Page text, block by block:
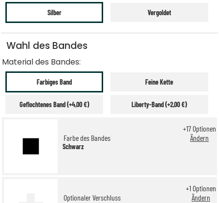
Silber Vergoldet
Wahl des Bandes
Material des Bandes:
Farbiges Band Feine Kette
Geflochtenes Band (+4,00 €) Liberty-Band (+2,00 €)
Farbe des Bandes
Schwarz
+17Optionen
Ändern
Optionaler Verschluss
+1Optionen
Ändern